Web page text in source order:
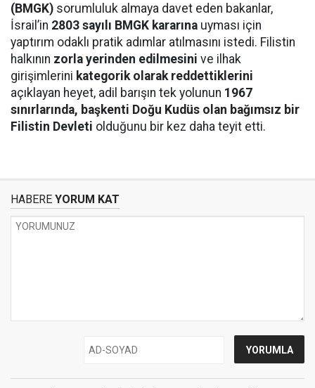
(BMGK) sorumluluk almaya davet eden bakanlar,
İsrail’in 2803 sayılı BMGK kararına uyması için
yaptırım odaklı pratik adımlar atılmasını istedi. Filistin
halkının zorla yerinden edilmesini ve ilhak
girişimlerini kategorik olarak reddettiklerini
açıklayan heyet, adil barışın tek yolunun 1967
sınırlarında, başkenti Doğu Kudüs olan bağımsız bir
Filistin Devleti olduğunu bir kez daha teyit etti.
HABERE YORUM KAT